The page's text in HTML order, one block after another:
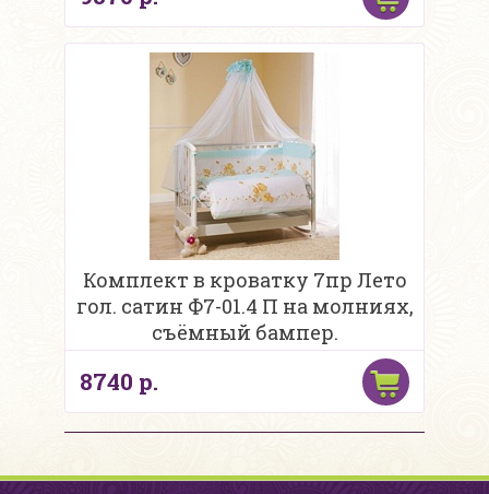
Комплект в кроватку 7пр Лето
гол. сатин Ф7-01.4 П на молниях,
съёмный бампер.
8740 р.